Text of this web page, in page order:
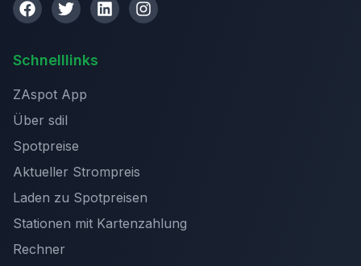
Schnelllinks
ZAspot App
Über sdil
Spotpreise
Aktueller Strompreis
Laden zu Spotpreisen
Stationen mit Kartenzahlung
Rechner